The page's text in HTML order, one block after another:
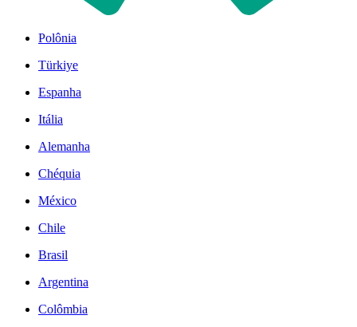
Polônia
Türkiye
Espanha
Itália
Alemanha
Chéquia
México
Chile
Brasil
Argentina
Colômbia